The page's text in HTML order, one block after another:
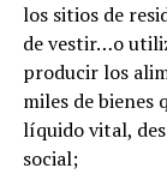
los sitios de
de vestir…o
producir los
miles de bienes
líquido vital,
social;